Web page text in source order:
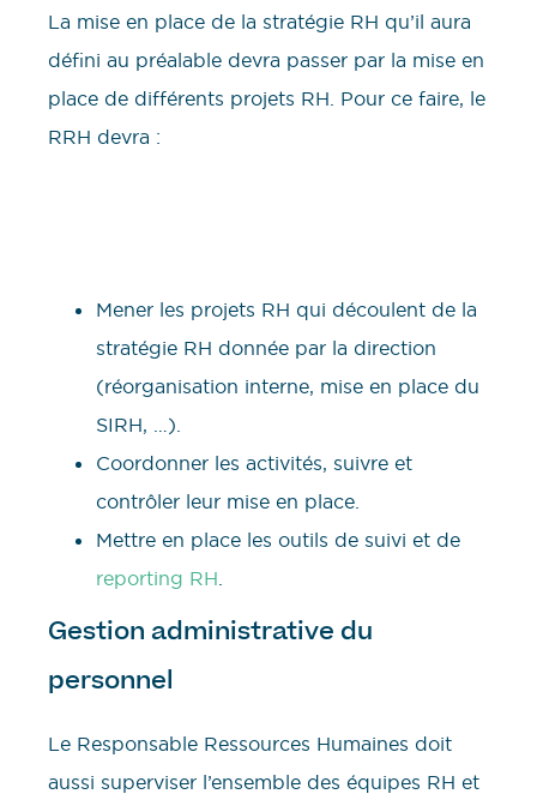
La mise en place de la stratégie RH qu’il aura
défini au préalable devra passer par la mise en
place de différents projets RH. Pour ce faire, le
RRH devra :
Mener les projets RH qui découlent de la
stratégie RH donnée par la direction
(réorganisation interne, mise en place du
SIRH, …).
Coordonner les activités, suivre et
contrôler leur mise en place.
Mettre en place les outils de suivi et de
reporting RH
Gestion administrative du
personnel
Le Responsable Ressources Humaines doit
aussi superviser l’ensemble des équipes RH et